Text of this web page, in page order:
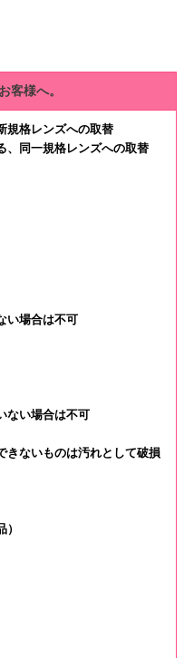
客様へ。
格レンズへの取替
同一規格レンズへの取替
場合は不可
い場合は不可
ないものは汚れとして破損